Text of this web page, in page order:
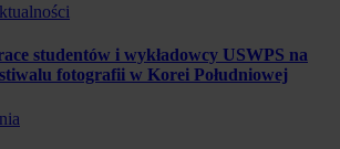
studentów i wykładowcy USWPS na
fotografii w Korei Południowej